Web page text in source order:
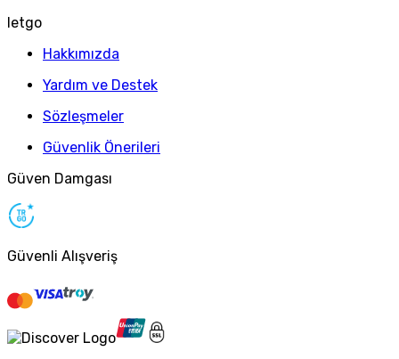
letgo
Hakkımızda
Yardım ve Destek
Sözleşmeler
Güvenlik Önerileri
Güven Damgası
Güvenli Alışveriş